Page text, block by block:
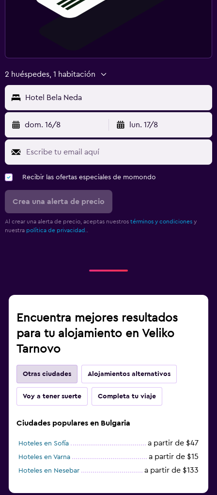
2 huéspedes, 1 habitación
Hotel Bela Neda
dom. 16/8 lun. 17/8
Recibir las ofertas especiales de momondo
Crea una alerta de precio
Al crear una alerta de precio, aceptas nuestros términos y condiciones y
nuestra política de privacidad.
Encuentra mejores resultados
para tu alojamiento en Veliko
Tarnovo
Otras ciudades Alojamientos alternativos
Voy a tener suerte Completa tu viaje
Ciudades populares en Bulgaria
Hoteles en Sofía a partir de $47
Hoteles en Varna a partir de $15
Hoteles en Nesebar a partir de $133